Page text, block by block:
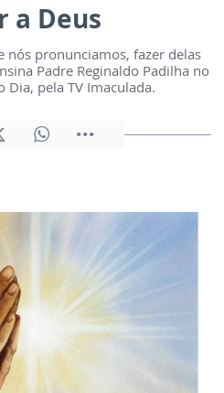
a Deus
nós pronunciamos, fazer delas
Padre Reginaldo Padilha no
pela TV Imaculada.